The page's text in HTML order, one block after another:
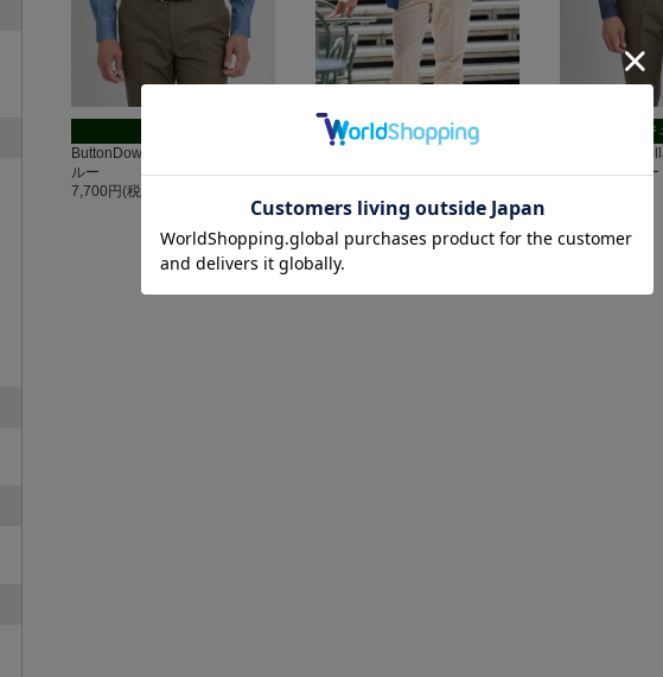
ButtonDown シャンブレー｜ブ
ルー
7,700円(税込)
カジュアル
｜ブルー
カ
Wide Open
｜ダークブルー